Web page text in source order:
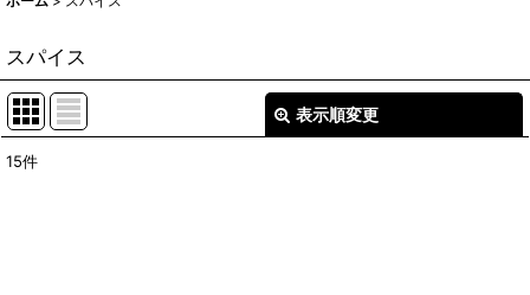
スパイス
表示順変更
15件